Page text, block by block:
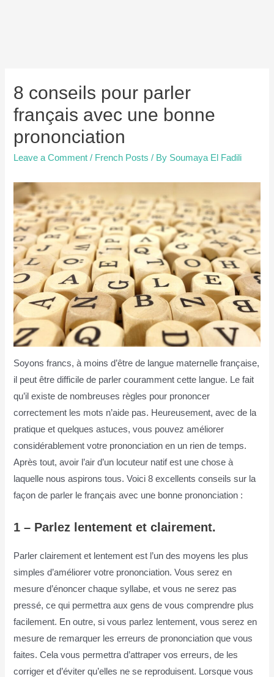
8 conseils pour parler
français avec une bonne
prononciation
Leave a Comment / French Posts / By Soumaya El Fadili
Soyons francs, à moins d’être de langue maternelle française,
il peut être difficile de parler couramment cette langue. Le fait
qu’il existe de nombreuses règles pour prononcer
correctement les mots n’aide pas. Heureusement, avec de la
pratique et quelques astuces, vous pouvez améliorer
considérablement votre prononciation en un rien de temps.
Après tout, avoir l’air d’un locuteur natif est une chose à
laquelle nous aspirons tous. Voici 8 excellents conseils sur la
façon de parler le français avec une bonne prononciation :
1 – Parlez lentement et clairement.
Parler clairement et lentement est l’un des moyens les plus
simples d’améliorer votre prononciation. Vous serez en
mesure d’énoncer chaque syllabe, et vous ne serez pas
pressé, ce qui permettra aux gens de vous comprendre plus
facilement. En outre, si vous parlez lentement, vous serez en
mesure de remarquer les erreurs de prononciation que vous
faites. Cela vous permettra d’attraper vos erreurs, de les
corriger et d’éviter qu’elles ne se reproduisent. Lorsque vous